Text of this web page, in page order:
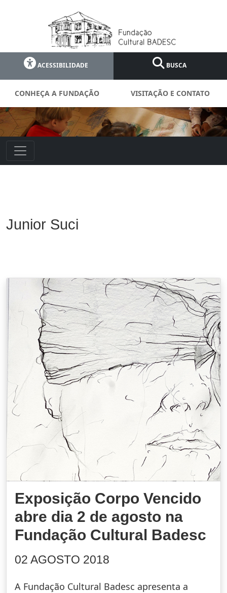
ACESSIBILIDADE BUSCA
CONHEÇA A FUNDAÇÃO VISITAÇÃO E CONTATO
Junior Suci
Exposição Corpo Vencido
abre dia 2 de agosto na
Fundação Cultural Badesc
02 AGOSTO 2018
A Fundação Cultural Badesc apresenta a